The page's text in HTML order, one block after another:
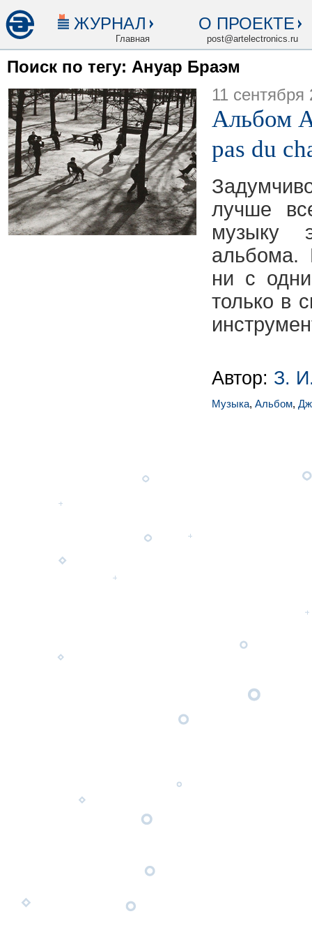
ЖУРНАЛ
Главная
О ПРОЕКТЕ
post@artelectronics.ru
Поиск по тегу: Ануар Браэм
11 сентября
Альбом
pas du
лучше
музыку
альбома.
ни с
только в
Автор: З.
Музыка, Альбом,